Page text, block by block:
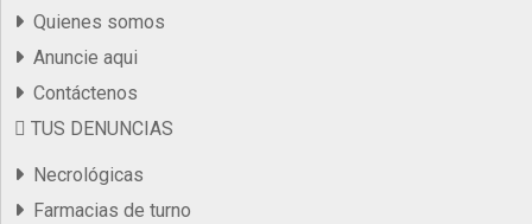
Quienes somos
Anuncie aqui
Contáctenos
TUS DENUNCIAS
Necrológicas
Farmacias de turno